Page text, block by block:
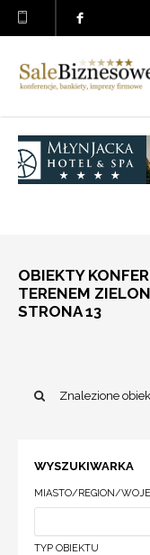
OBIEKTY
TERENEM
STRONA 13
Znalezione
WYSZUKIWARKA
MIASTO/REGION/
TYP OBIEKTU